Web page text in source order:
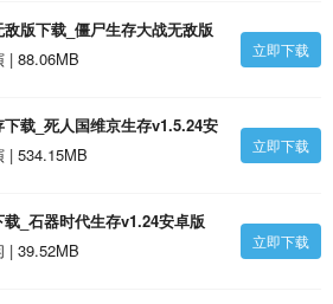
版下载_僵尸生存大战无敌版
| 88.06MB 立即下载
载_死人国维京生存v1.5.24安
| 534.15MB 立即下载
_石器时代生存v1.24安卓版
| 39.52MB
立即下载